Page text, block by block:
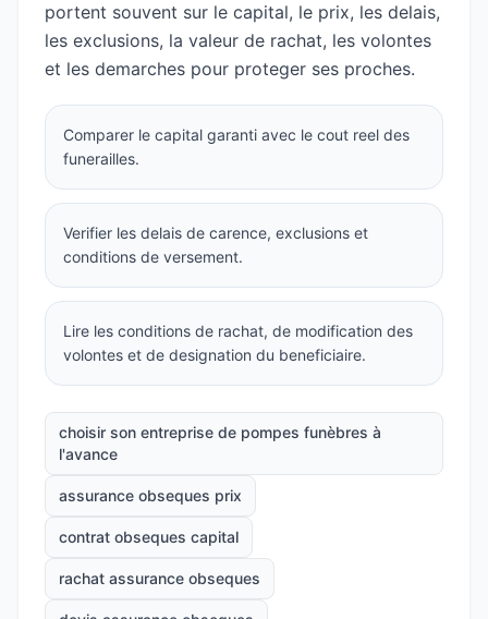
portent souvent sur le capital, le prix, les delais,
les exclusions, la valeur de rachat, les volontes
et les demarches pour proteger ses proches.
Comparer le capital garanti avec le cout reel des
funerailles.
Verifier les delais de carence, exclusions et
conditions de versement.
Lire les conditions de rachat, de modification des
volontes et de designation du beneficiaire.
choisir son entreprise de pompes funèbres à
l'avance
assurance obseques prix
contrat obseques capital
rachat assurance obseques